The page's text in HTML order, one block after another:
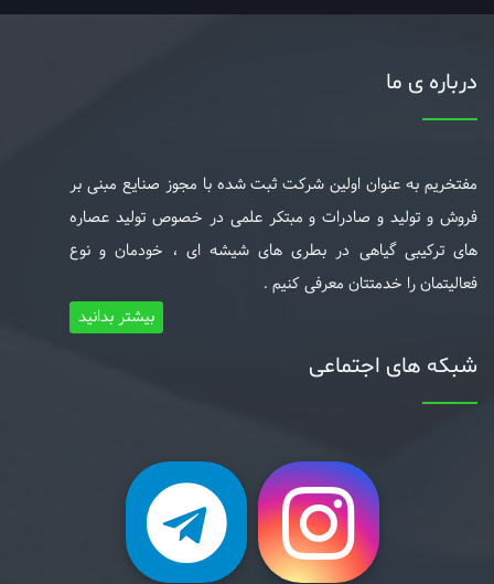
درباره ی ما
مفتخریم به عنوان اولین شرکت ثبت شده با مجوز صنایع مبنی بر
فروش و تولید و صادرات و مبتکر علمی در خصوص تولید عصاره
های ترکیبی گیاهی در بطری های شیشه ای ، خودمان و نوع
فعالیتمان را خدمتتان معرفی کنیم .
بیشتر بدانید
شبکه های اجتماعی